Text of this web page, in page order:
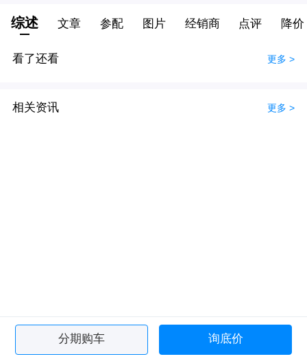
综述 文章 参配 图片 经销商 点评 降价
看了还看 更多 >
相关资讯 更多 >
分期购车 询底价